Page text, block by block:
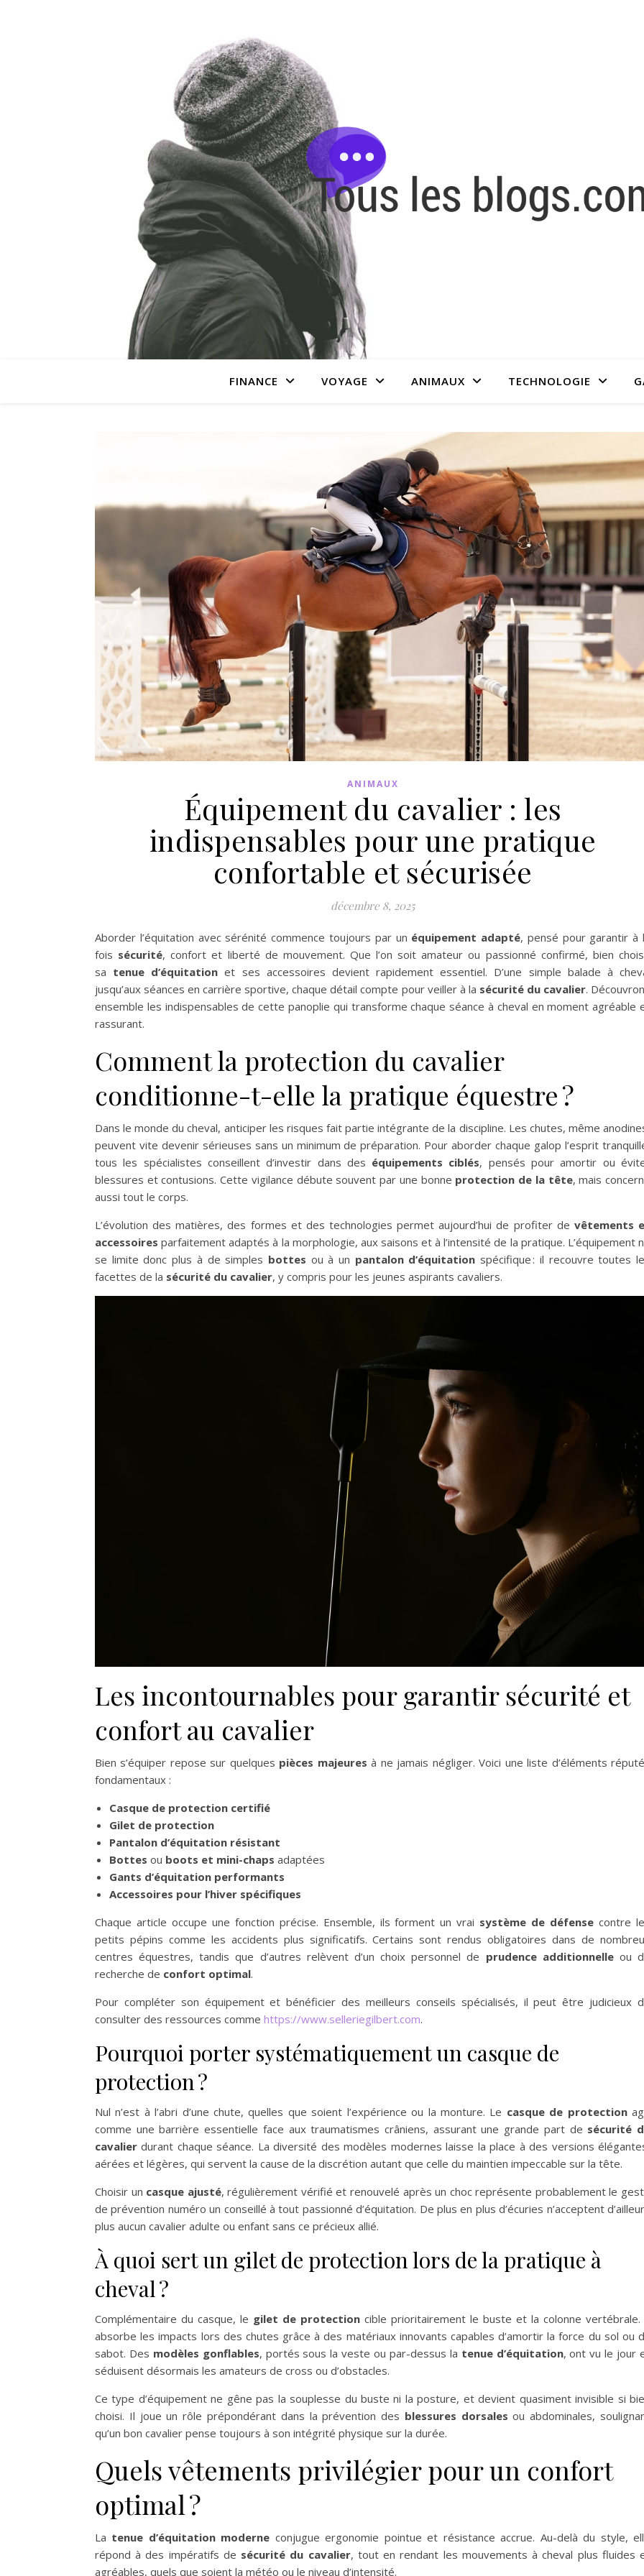
FINANCE VOYAGE ANIMAUX TECHNOLOGIE
ANIMAUX
Équipement du cavalier : les
indispensables pour une pratique
confortable et sécurisée
décembre 8, 2025
Aborder l’équitation avec sérénité commence toujours par un équipement adapté, pensé pour garantir à
fois sécurité, confort et liberté de mouvement. Que l’on soit amateur ou passionné confirmé, bien
sa tenue d’équitation et ses accessoires devient rapidement essentiel. D’une simple balade à
jusqu’aux séances en carrière sportive, chaque détail compte pour veiller à la sécurité du cavalier.
ensemble les indispensables de cette panoplie qui transforme chaque séance à cheval en moment agréable
rassurant.
Comment la protection du cavalier
conditionne-t-elle la pratique équestre ?
Dans le monde du cheval, anticiper les risques fait partie intégrante de la discipline. Les chutes, même
peuvent vite devenir sérieuses sans un minimum de préparation. Pour aborder chaque galop l’esprit
tous les spécialistes conseillent d’investir dans des équipements ciblés, pensés pour amortir ou
blessures et contusions. Cette vigilance débute souvent par une bonne protection de la tête, mais
aussi tout le corps.
L’évolution des matières, des formes et des technologies permet aujourd’hui de profiter de vêtements
accessoires parfaitement adaptés à la morphologie, aux saisons et à l’intensité de la pratique. L’équipement
se limite donc plus à de simples bottes ou à un pantalon d’équitation spécifique : il recouvre toutes
facettes de la sécurité du cavalier, y compris pour les jeunes aspirants cavaliers.
Les incontournables pour garantir sécurité et
confort au cavalier
Bien s’équiper repose sur quelques pièces majeures à ne jamais négliger. Voici une liste d’éléments
fondamentaux :
Casque de protection certifié
Gilet de protection
Pantalon d’équitation résistant
Bottes ou boots et mini-chaps adaptées
Gants d’équitation performants
Accessoires pour l’hiver spécifiques
Chaque article occupe une fonction précise. Ensemble, ils forment un vrai système de défense contre
petits pépins comme les accidents plus significatifs. Certains sont rendus obligatoires dans de
centres équestres, tandis que d’autres relèvent d’un choix personnel de prudence additionnelleou
recherche de confort optimal.
Pour compléter son équipement et bénéficier des meilleurs conseils spécialisés, il peut être judicieux
consulter des ressources comme https://www.selleriegilbert.com.
Pourquoi porter systématiquement un casque de
protection ?
Nul n’est à l’abri d’une chute, quelles que soient l’expérience ou la monture. Le casque de protection
comme une barrière essentielle face aux traumatismes crâniens, assurant une grande part de sécurité
cavalier durant chaque séance. La diversité des modèles modernes laisse la place à des versions
aérées et légères, qui servent la cause de la discrétion autant que celle du maintien impeccable sur la tête.
Choisir un casque ajusté, régulièrement vérifié et renouvelé après un choc représente probablement le
de prévention numéro un conseillé à tout passionné d’équitation. De plus en plus d’écuries n’acceptent
plus aucun cavalier adulte ou enfant sans ce précieux allié.
À quoi sert un gilet de protection lors de la pratique à
cheval ?
Complémentaire du casque, le gilet de protection cible prioritairement le buste et la colonne vertébrale.
absorbe les impacts lors des chutes grâce à des matériaux innovants capables d’amortir la force du sol ou
sabot. Des modèles gonflables, portés sous la veste ou par-dessus la tenue d’équitation, ont vu le jour
séduisent désormais les amateurs de cross ou d’obstacles.
Ce type d’équipement ne gêne pas la souplesse du buste ni la posture, et devient quasiment invisible si
choisi. Il joue un rôle prépondérant dans la prévention des blessures dorsales ou abdominales,
qu’un bon cavalier pense toujours à son intégrité physique sur la durée.
Quels vêtements privilégier pour un confort
optimal ?
La tenue d’équitation moderne conjugue ergonomie pointue et résistance accrue. Au-delà du style,
répond à des impératifs de sécurité du cavalier, tout en rendant les mouvements à cheval plus fluides
agréables, quels que soient la météo ou le niveau d’intensité.